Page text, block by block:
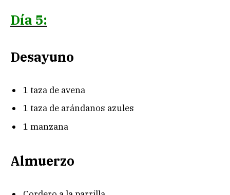
Día 5:
Desayuno
1 taza de avena
1 taza de arándanos azules
1 manzana
Almuerzo